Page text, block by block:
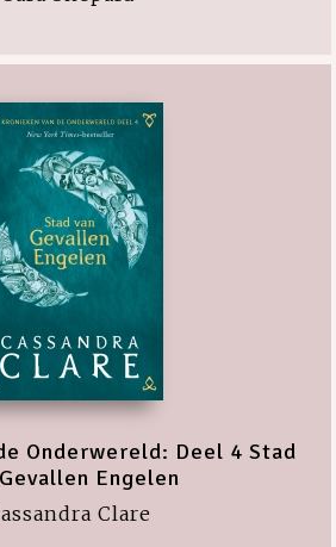
Onderwereld: Deel 4 Stad
Engelen
Clare